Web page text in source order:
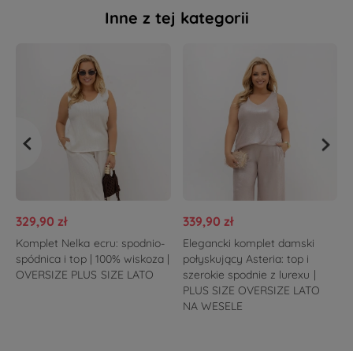
Inne z tej kategorii
329,90 zł
Komplet Nelka ecru: spodnio-
spódnica i top | 100% wiskoza |
OVERSIZE PLUS SIZE LATO
339,90 zł
Elegancki komplet damski
połyskujący Asteria: top i
szerokie spodnie z lurexu |
PLUS SIZE OVERSIZE LATO
NA WESELE